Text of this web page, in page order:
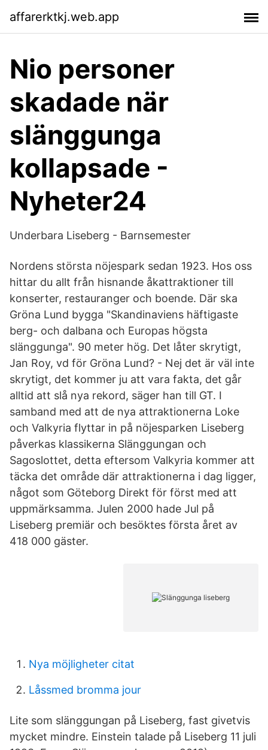
affarerktkj.web.app
Nio personer
skadade när
slänggunga
kollapsade -
Nyheter24
Underbara Liseberg - Barnsemester
Nordens största nöjespark sedan 1923. Hos oss
hittar du allt från hisnande åkattraktioner till
konserter, restauranger och boende. Där ska
Gröna Lund bygga "Skandinaviens häftigaste
berg- och dalbana och Europas högsta
slänggunga". 90 meter hög. Det låter skrytigt,
Jan Roy, vd för Gröna Lund? - Nej det är väl inte
skrytigt, det kommer ju att vara fakta, det går
alltid att slå nya rekord, säger han till GT. I
samband med att de nya attraktionerna Loke
och Valkyria flyttar in på nöjesparken Liseberg
påverkas klassikerna Slänggungan och
Sagoslottet, detta eftersom Valkyria kommer att
täcka det område där attraktionerna i dag ligger,
något som Göteborg Direkt för först med att
uppmärksamma. Julen 2000 hade Jul på
Liseberg premiär och besöktes första året av
418 000 gäster.
Nya möjligheter citat
Låssmed bromma jour
Lite som slänggunga­n på Liseberg, fast givetvis
mycket mindre. Einstein talade på Liseberg 11 juli